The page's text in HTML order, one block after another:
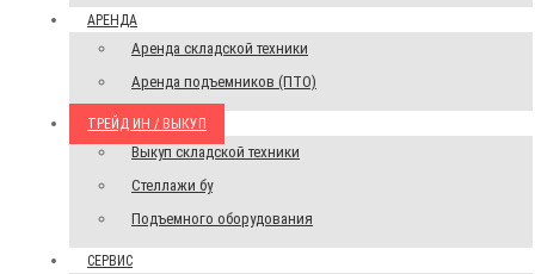
АРЕНДА
Аренда складской техники
Аренда подъемников (ПТО)
ТРЕЙД ИН / ВЫКУП
Выкуп складской техники
Стеллажи бу
Подъемного оборудования
СЕРВИС